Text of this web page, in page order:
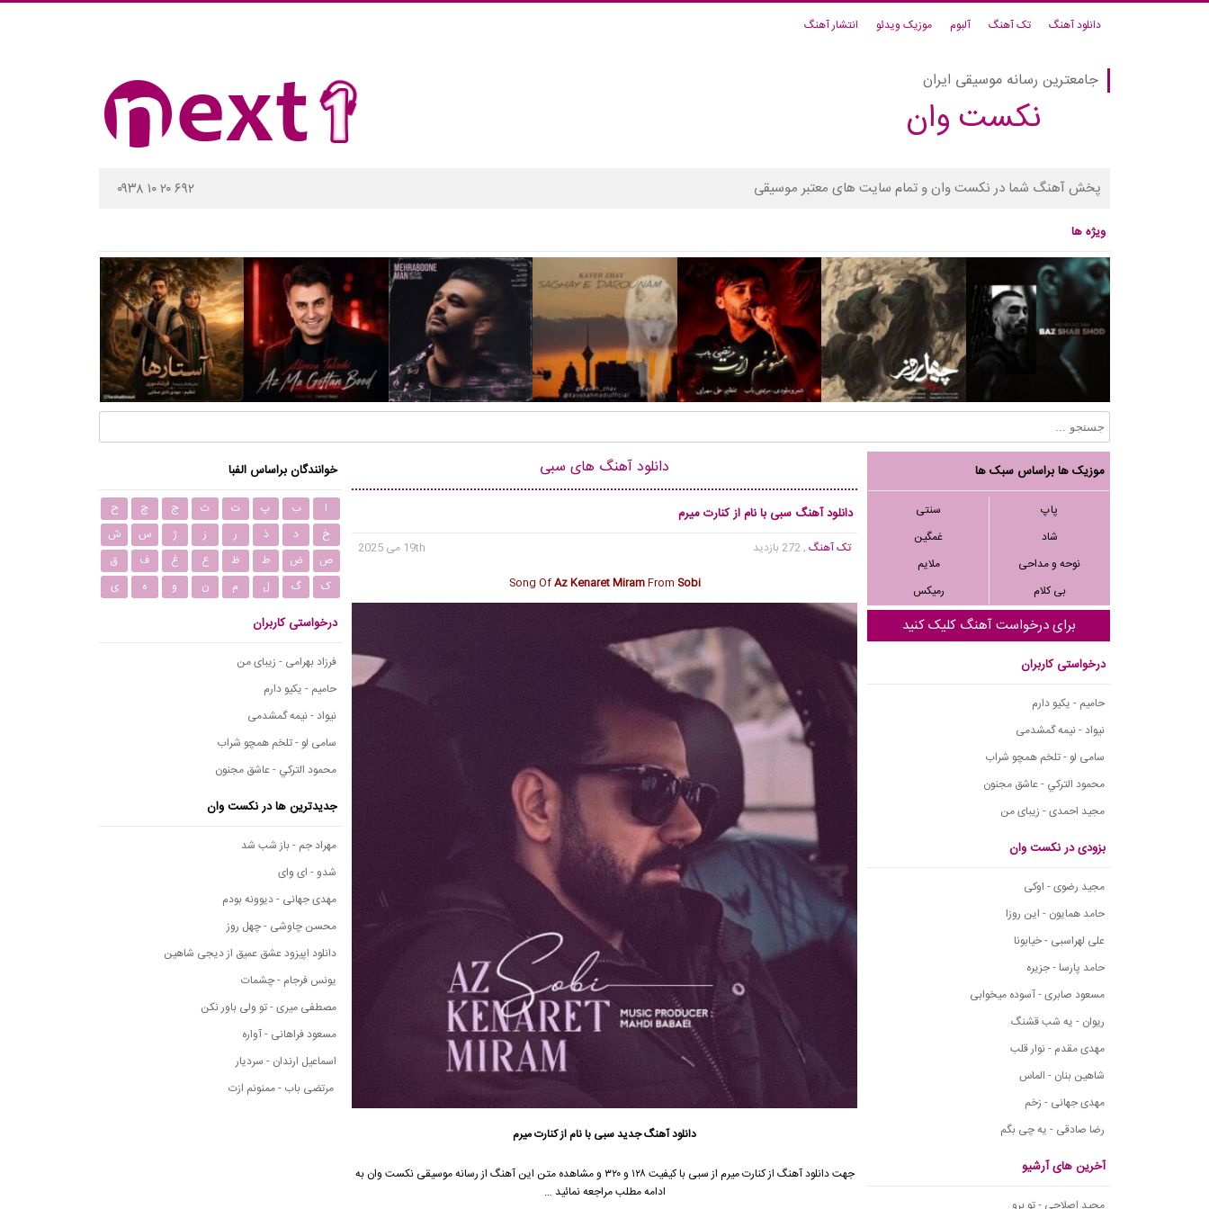
دانلود آهنگ تک آهنگ آلبوم موزیک ویدئو انتشار آهنگ
جامعترین رسانه موسیقی ایران
نکست وان
پخش آهنگ شما در نکست وان و تمام سایت های معتبر موسیقی ۰۹۳۸ ۱۰ ۲۰ ۶۹۲
ویژه ها
موزیک ها براساس سبک ها
پاپ
سنتی
شاد
غمگین
نوحه و مداحی
ملایم
بی کلام
رمیکس
برای درخواست آهنگ کلیک کنید
درخواستی کاربران
حامیم - یکیو دارم
نیواد - نیمه گمشدمی
سامی لو - تلخم همچو شراب
محمود التركي - عاشق مجنون
مجید احمدی - زیبای من
بزودی در نکست وان
مجید رضوی - اوکی
حامد همایون - این روزا
علی لهراسبی - خیابونا
حامد پارسا - جزیره
مسعود صابری - آسوده میخوابی
ریوان - یه شب قشنگ
مهدی مقدم - نوار قلب
شاهین بنان - الماس
مهدی جهانی - زخم
رضا صادقی - یه چی بگم
آخرین های آرشیو
دانلود آهنگ های سبی
دانلود آهنگ سبی با نام از کنارت میرم
تک آهنگ, 272 بازدید
19th می 2025
Song OfAz Kenaret MiramFrom Sobi
دانلود آهنگ جدیدسبی با نام از کنارت میرم
جهت دانلود آهنگ از کنارت میرم از سبی با کیفیت ۱۲۸ و ۳۲۰ و مشاهده متن این آهنگ از رسانه موسیقی نکست وان به
ادامه مطلب مراجعه نمائید …
خوانندگان براساس الفبا
ا ب پ ت ث ج چ
ح
خ
د ذ ر ز ژ س
ش
ص
ض ط ظ ع غ ف
ق
ک
گ ل م ن و ه ی
درخواستی کاربران
فرزاد بهرامی - زیبای من
حامیم - یکیو دارم
نیواد - نیمه گمشدمی
سامی لو - تلخم همچو شراب
محمود التركي - عاشق مجنون
جدیدترین ها در نکست وان
مهراد جم - باز شب شد
شدو - ای وای
مهدی جهانی - دیوونه بودم
محسن چاوشی - چهل روز
دانلود اپیزود عشق عمیق از دیجی شاهین
یونس فرجام - چشمات
مصطفی میری - تو ولی باور نکن
مسعود فراهانی - آواره
اسماعیل ارندان - سردیار
مرتضی باب - ممنونم ازت